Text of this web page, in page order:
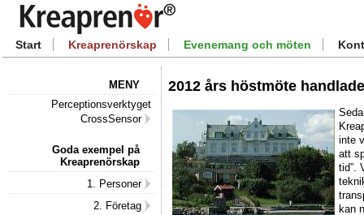
Start Kreaprenörskap Evenemang och möten
MENY
Perceptionsverktyget
CrossSensor
Goda exempel på
Kreaprenörskap
1. Personer
2. Företag
2012 års höstmöte
inte
att
tid”.
kan